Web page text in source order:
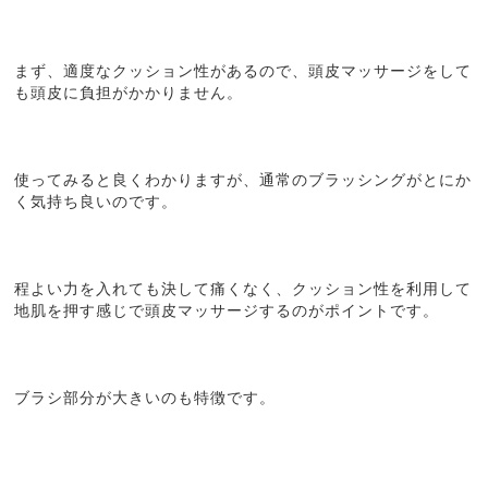
まず、適度なクッション性があるので、頭皮マッサージをして
も頭皮に負担がかかりません。
使ってみると良くわかりますが、通常のブラッシングがとにか
く気持ち良いのです。
程よい力を入れても決して痛くなく、クッション性を利用して
地肌を押す感じで頭皮マッサージするのがポイントです。
ブラシ部分が大きいのも特徴です。